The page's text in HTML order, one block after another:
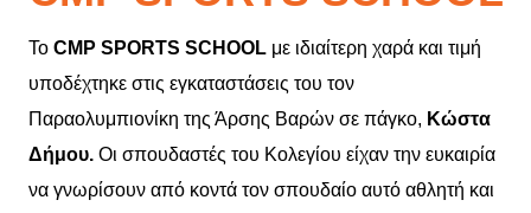
Το CMP SPORTS SCHOOL με ιδιαίτερη χαρά και τιμή
υποδέχτηκε στις εγκαταστάσεις του τον
Παραολυμπιονίκη της Άρσης Βαρών σε πάγκο, Κώστα
Δήμου. Οι σπουδαστές του Κολεγίου είχαν την ευκαιρία
να γνωρίσουν από κοντά τον σπουδαίο αυτό αθλητή και